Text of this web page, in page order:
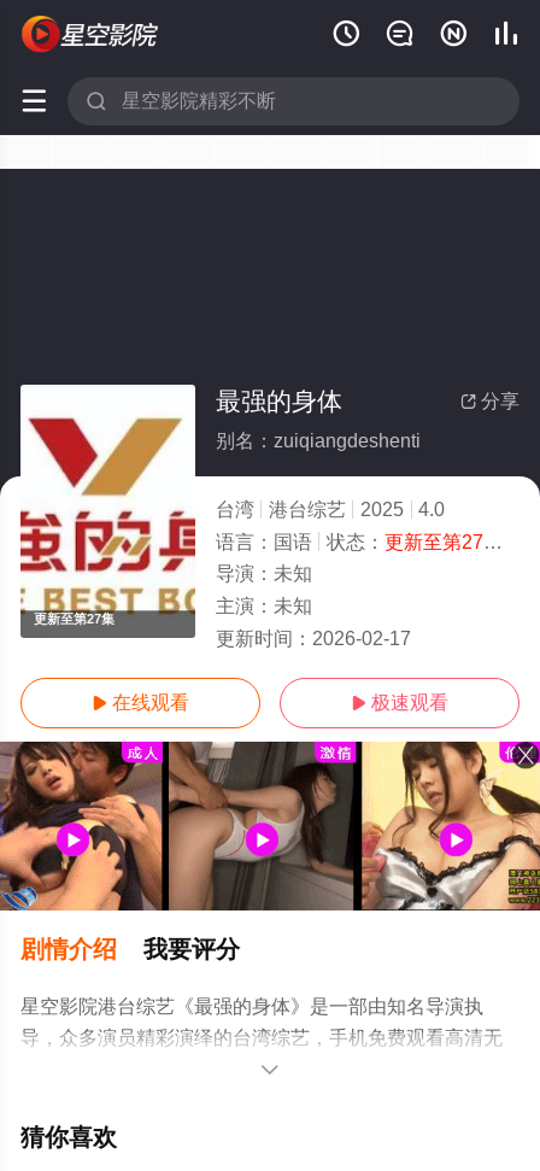
   
 
更新至第27集
 分享
最强的身体
别名：zuiqiangdeshenti
台湾 港台综艺 2025
4.0
语言： 国语 状态： 更新至第27集
导演： 未知
主演： 未知
更新时间： 2026-02-17
 在线观看  极速观看
剧情介绍 我要评分
星空影院港台综艺《最强的身体》是一部由知名导演执
导，众多演员精彩演绎的台湾综艺，手机免费观看高清无
删减完整版综艺节目就上星空影视，更多相关信息可移步

猜你喜欢